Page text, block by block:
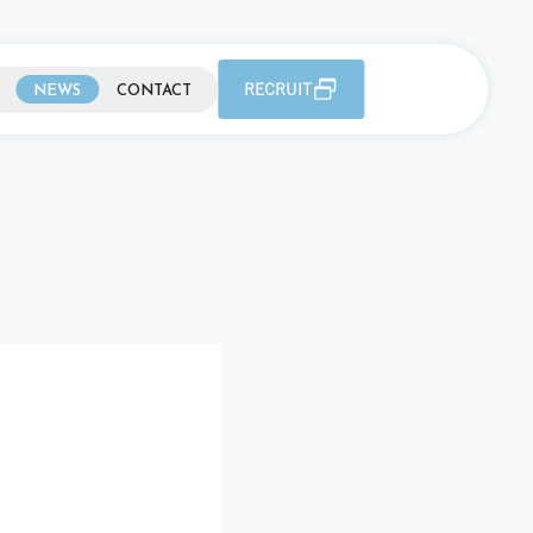
NEWS CONTACT RECRUIT